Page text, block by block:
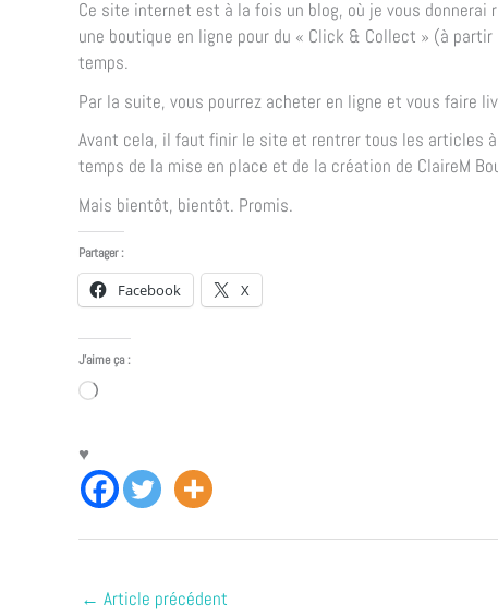
Ce site internet est à la fois un blog, où je vous
une boutique en ligne pour du « Click & Collect » (à
temps.
Par la suite, vous pourrez acheter en ligne et vous faire
Avant cela, il faut finir le site et rentrer tous les articles
temps de la mise en place et de la création de ClaireM
Mais bientôt, bientôt. Promis.
Partager :
Facebook X
J’aime ça :
Chargement…
♥
← Article précédent